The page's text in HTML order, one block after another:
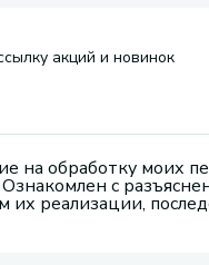
акций и новинок
на обработку моих
Ознакомлен с
их реализации,